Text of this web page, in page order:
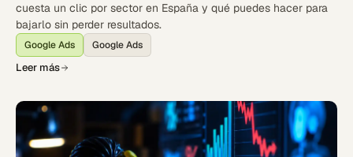
cuesta un clic por sector en España y qué puedes hacer para
bajarlo sin perder resultados.
Google Ads Google Ads
Leer más